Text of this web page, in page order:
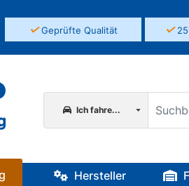
✓Geprüfte Qualität ✓
Ich fahre...
Hersteller